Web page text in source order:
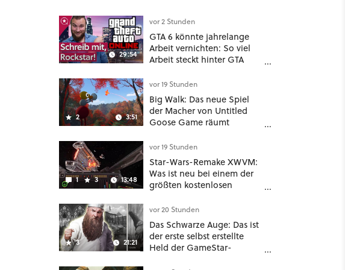
29:54
vor 2 Stunden
GTA 6 könnte jahrelange
Arbeit vernichten: So viel
Arbeit steckt hinter GTA
2 3:51
vor 19 Stunden
Big Walk: Das neue Spiel
der Macher von Untitled
Goose Game räumt
Konventionen auf
1 3 13:48
vor 19 Stunden
Star-Wars-Remake XWVM:
Was ist neu bei einem der
größten kostenlosen
3 21:21
vor 20 Stunden
Das Schwarze Auge: Das ist
der erste selbst erstellte
Held der GameStar-